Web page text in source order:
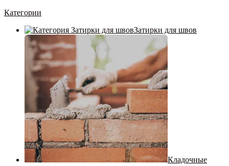
Категории
Затирки для швов
Кладочные